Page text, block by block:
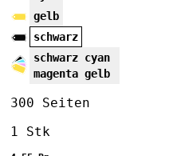
gelb
schwarz
schwarz cyan
magenta gelb
300 Seiten
1 Stk